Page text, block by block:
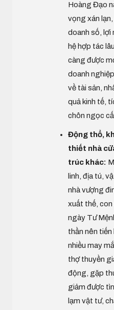
Hoàng Đạo
vọng xán
doanh số, lợi
hệ hợp tác
càng được
doanh
về tài sản,
quả kinh tế,
chôn ngọc
Động thổ,
thiết nhà
trúc khác:
linh, địa tú,
nhà vượng
xuất thế, con
ngày Tư
thần nên
nhiều may
thợ thuyền
động, gặp
giảm được
lạm vật tư,